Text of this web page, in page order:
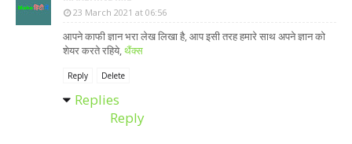
23 March 2021 at 06:56
आपने काफी ज्ञान भरा लेख लिखा है, आप इसी तरह हमारे साथ अपने ज्ञान को
शेयर करते रहिये,थैंक्स
Reply Delete
Replies
Reply